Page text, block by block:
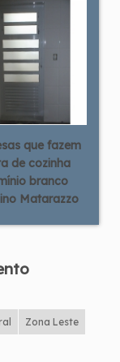
que fazem
de cozinha
branco
Matarazzo
Zona Leste